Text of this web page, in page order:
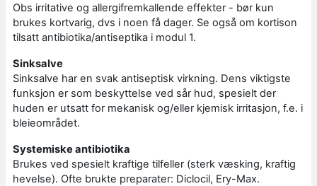
Obs irritative og allergifremkallende effekter - bør kun
brukes kortvarig, dvs i noen få dager. Se også om kortison
tilsatt antibiotika/antiseptika i modul 1.
Sinksalve
Sinksalve har en svak antiseptisk virkning. Dens viktigste
funksjon er som beskyttelse ved sår hud, spesielt der
huden er utsatt for mekanisk og/eller kjemisk irritasjon, f.e. i
bleieområdet.
Systemiske antibiotika
Brukes ved spesielt kraftige tilfeller (sterk væsking, kraftig
hevelse). Ofte brukte preparater: Diclocil, Ery-Max.